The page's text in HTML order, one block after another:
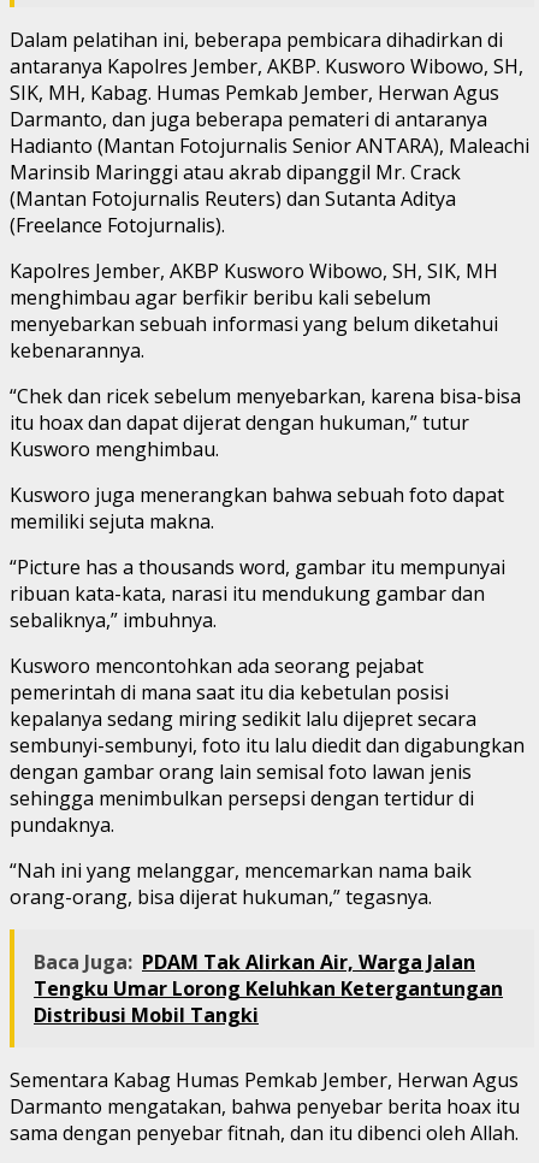
Dalam pelatihan ini, beberapa pembicara dihadirkan di
antaranya Kapolres Jember, AKBP. Kusworo Wibowo, SH,
SIK, MH, Kabag. Humas Pemkab Jember, Herwan Agus
Darmanto, dan juga beberapa pemateri di antaranya
Hadianto (Mantan Fotojurnalis Senior ANTARA), Maleachi
Marinsib Maringgi atau akrab dipanggil Mr. Crack
(Mantan Fotojurnalis Reuters) dan Sutanta Aditya
(Freelance Fotojurnalis).
Kapolres Jember, AKBP Kusworo Wibowo, SH, SIK, MH
menghimbau agar berfikir beribu kali sebelum
menyebarkan sebuah informasi yang belum diketahui
kebenarannya.
“Chek dan ricek sebelum menyebarkan, karena bisa-bisa
itu hoax dan dapat dijerat dengan hukuman,” tutur
Kusworo menghimbau.
Kusworo juga menerangkan bahwa sebuah foto dapat
memiliki sejuta makna.
“Picture has a thousands word, gambar itu mempunyai
ribuan kata-kata, narasi itu mendukung gambar dan
sebaliknya,” imbuhnya.
Kusworo mencontohkan ada seorang pejabat
pemerintah di mana saat itu dia kebetulan posisi
kepalanya sedang miring sedikit lalu dijepret secara
sembunyi-sembunyi, foto itu lalu diedit dan digabungkan
dengan gambar orang lain semisal foto lawan jenis
sehingga menimbulkan persepsi dengan tertidur di
pundaknya.
“Nah ini yang melanggar, mencemarkan nama baik
orang-orang, bisa dijerat hukuman,” tegasnya.
Baca Juga: PDAM Tak Alirkan Air, Warga Jalan
Tengku Umar Lorong Keluhkan Ketergantungan
Distribusi Mobil Tangki
Sementara Kabag Humas Pemkab Jember, Herwan Agus
Darmanto mengatakan, bahwa penyebar berita hoax itu
sama dengan penyebar fitnah, dan itu dibenci oleh Allah.